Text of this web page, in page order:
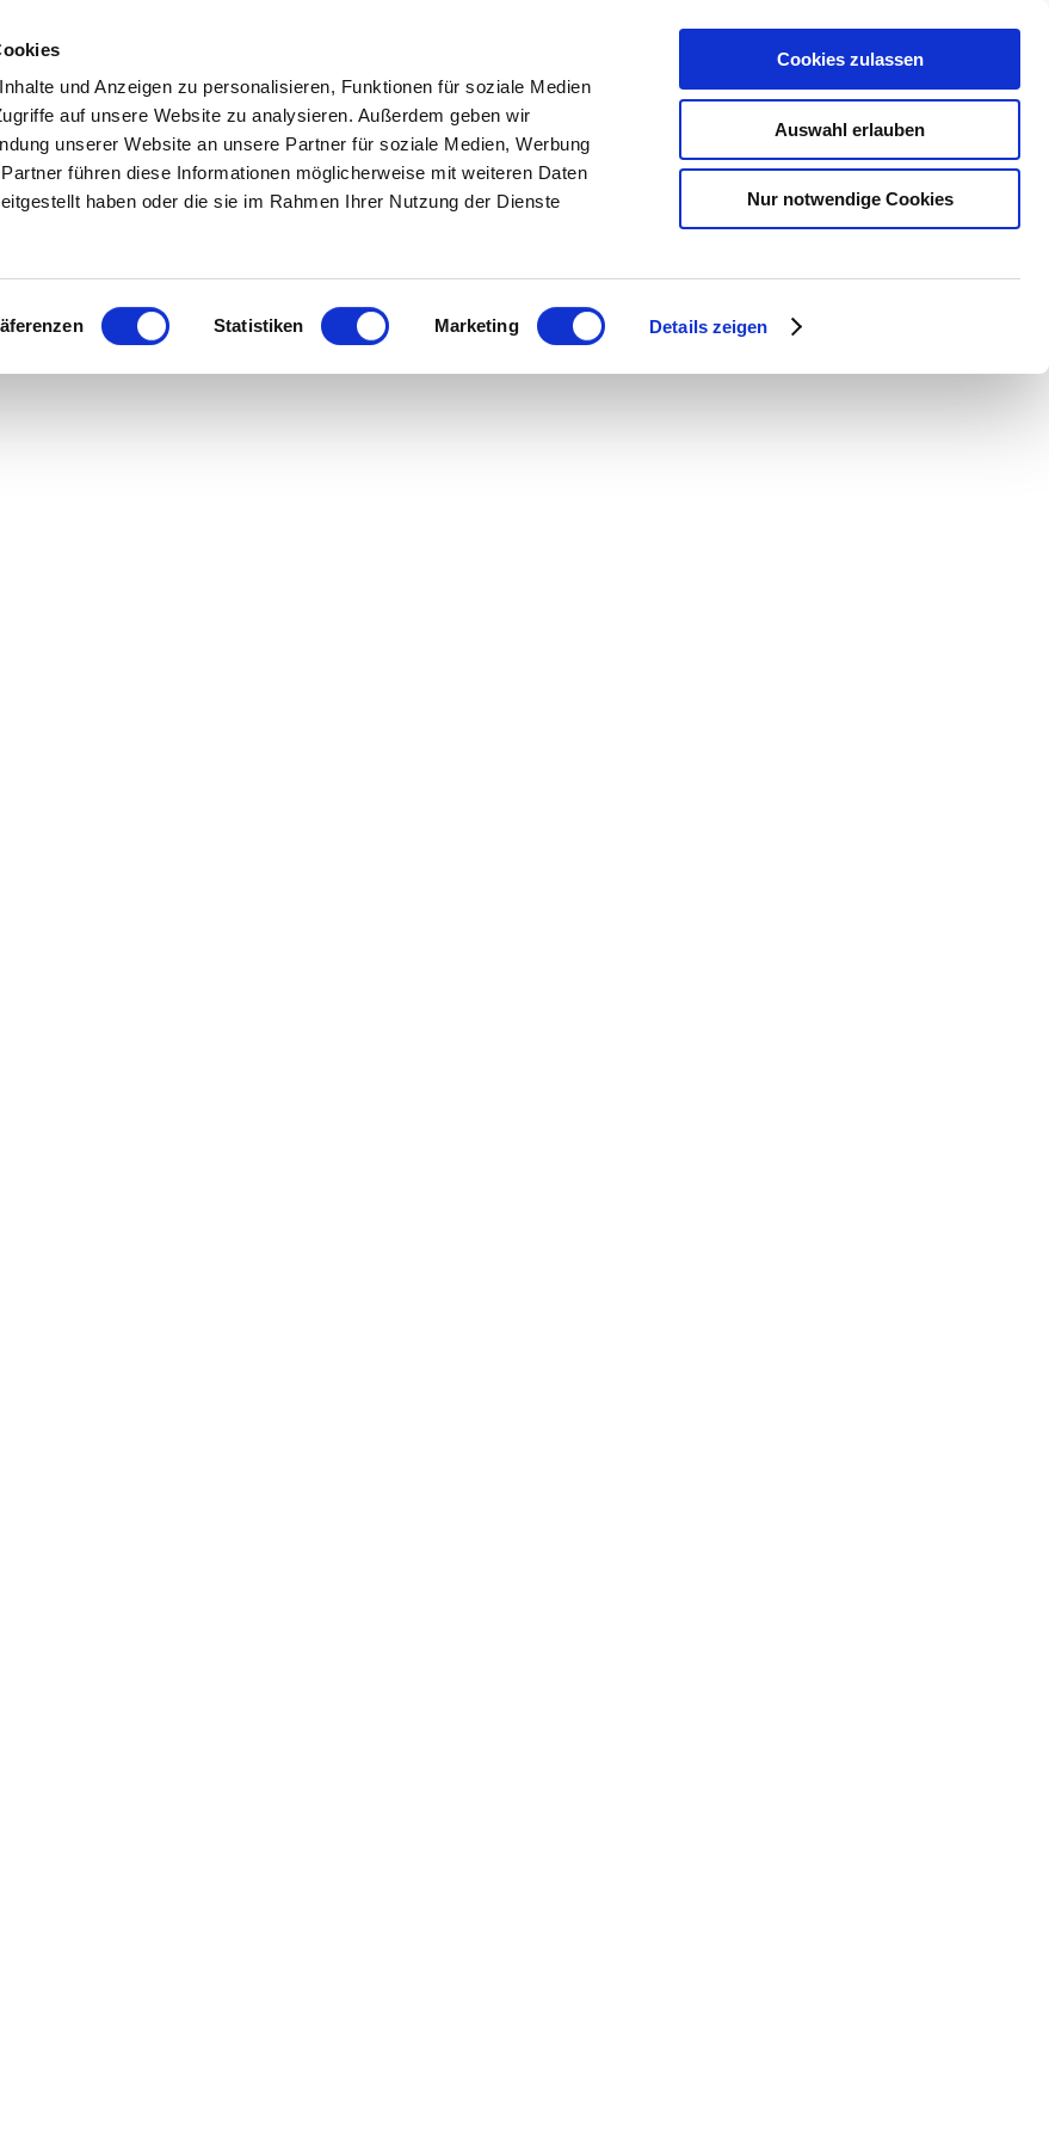
und Anzeigen zu personalisieren, Funktionen für soziale Medien
auf unsere Website zu analysieren. Außerdem geben wir
unserer Website an unsere Partner für soziale Medien, Werbung
führen diese Informationen möglicherweise mit weiteren Daten
haben oder die sie im Rahmen Ihrer Nutzung der Dienste
Statistiken Marketing Details zeigen
Cookies zulassen
Auswahl erlauben
Nur notwendige Cookies